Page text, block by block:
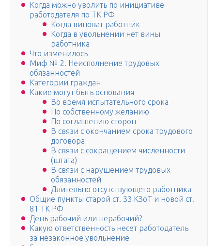
Когда можно уволить по инициативе
работодателя по ТК РФ
Когда виноват работник
Когда в увольнении нет вины
работника
Что изменилось
Миф № 2. Неисполнение трудовых
обязанностей
Категории граждан
Какие могут быть основания
Во время испытательного срока
По собственному желанию
По соглашению сторон
В связи с окончанием срока трудового
договора
В связи с сокращением численности
(штата)
В связи с нарушением трудовых
обязанностей
Длительно отсутствующего работника
Общие пункты старой ст. 33 КЗоТ и новой ст.
81 ТК РФ
День рабочий или нерабочий?
Какую ответственность несет работодатель
за незаконное увольнение